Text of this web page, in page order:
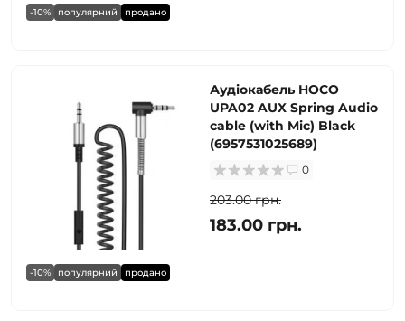
-10% популярний продано
-10% популярний продано
Аудіокабель HOCO
UPA02 AUX Spring Audio
cable (with Mic) Black
(6957531025689)
0
203.00 грн.
183.00 грн.